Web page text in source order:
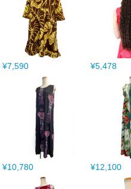
¥7,590 ¥5,478
¥10,780 ¥12,100